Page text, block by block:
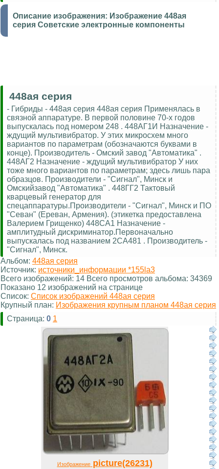
Описание изображения: Изображение 448ая
серия Советские электронные компоненты
448ая серия
- Гибриды - 448ая серия 448ая серия Применялась в
связной аппаратуре. В первой половине 70-х годов
выпускалась под номером 248 . 448АГ1И Назначение -
ждущий мультивибратор. У этих микросхем много
вариантов по параметрам (обозначаются буквами в
конце). Производитель - Омский завод "Автоматика" .
448АГ2 Назначение - ждущий мультивибратор У них
тоже много вариантов по параметрам; здесь лишь пара
образцов. Производители - "Сигнал", Минск и
Омскийзавод "Автоматика" . 448ГГ2 Тактовый
кварцевый генератор для
спецаппаратуры.Производители - "Сигнал", Минск и ПО
"Севан" (Ереван, Армения). (этикетка предоставлена
Валерием Грищенко) 448СА1 Назначение -
амплитудный дискриминатор.Первоначально
выпускалась под названием 2СА481 . Производитель -
"Сигнал", Минск.
Альбом: 448ая серия
Источник: источники_информации *155la3
Всего изображений: 14 Всего просмотров альбома: 34369
Показано 12 изображений на странице
Список: Список изображений 448ая серия
Крупный план: Изображения крупным планом 448ая серия
Страница: 0 1
Изображениеpicture(26231)